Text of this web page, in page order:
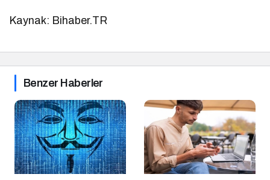
Kaynak: Bihaber.TR
Benzer Haberler